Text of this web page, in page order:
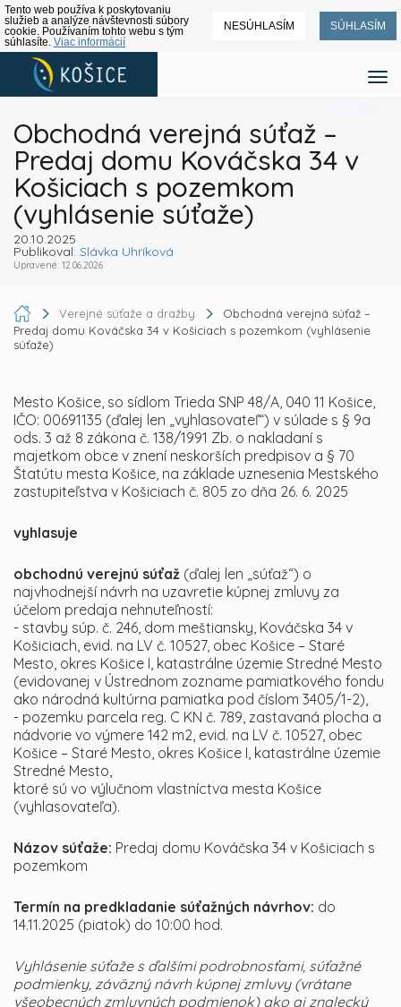
Tento web používa k poskytovaniu
služieb a analýze návštevnosti súbory
cookie. Používaním tohto webu s tým
súhlasíte. Viac informácií
NESÚHLASÍM SÚHLASÍM
Obchodná verejná súťaž –
Predaj domu Kováčska 34 v
Košiciach s pozemkom
(vyhlásenie súťaže)
20.10.2025
Publikoval: Slávka Uhríková
Upravené: 12.06.2026
Verejné súťaže a dražby
Obchodná verejná súťaž –
Predaj domu Kováčska 34 v Košiciach s pozemkom (vyhlásenie
súťaže)
Mesto Košice, so sídlom Trieda SNP 48/A, 040 11 Košice,
IČO: 00691135 (ďalej len „vyhlasovateľ“) v súlade s § 9a
ods. 3 až 8 zákona č. 138/1991 Zb. o nakladaní s
majetkom obce v znení neskorších predpisov a § 70
Štatútu mesta Košice, na základe uznesenia Mestského
zastupiteľstva v Košiciach č. 805 zo dňa 26. 6. 2025
vyhlasuje
obchodnú verejnú súťaž (ďalej len „súťaž“) o
najvhodnejší návrh na uzavretie kúpnej zmluvy za
účelom predaja nehnuteľností:
- stavby súp. č. 246, dom meštiansky, Kováčska 34 v
Košiciach, evid. na LV č. 10527, obec Košice – Staré
Mesto, okres Košice I, katastrálne územie Stredné Mesto
(evidovanej v Ústrednom zozname pamiatkového fondu
ako národná kultúrna pamiatka pod číslom 3405/1-2),
- pozemku parcela reg. C KN č. 789, zastavaná plocha a
nádvorie vo výmere 142 m2, evid. na LV č. 10527, obec
Košice – Staré Mesto, okres Košice I, katastrálne územie
Stredné Mesto,
ktoré sú vo výlučnom vlastníctva mesta Košice
(vyhlasovateľa).
Názov súťaže: Predaj domu Kováčska 34 v Košiciach s
pozemkom
Termín na predkladanie súťažných návrhov: do
14.11.2025 (piatok) do 10:00 hod.
Vyhlásenie súťaže s ďalšími podrobnosťami, súťažné
podmienky, záväzný návrh kúpnej zmluvy (vrátane
všeobecných zmluvných podmienok) ako aj znalecký